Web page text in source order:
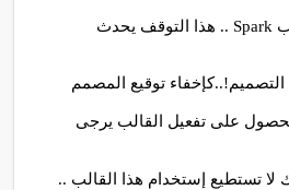
لا يمكنك إستخدام قالب Spark .. هذا التوقف يحدث
توقيع المصمم
على تفعيل القالب يرجى
تستطيع إستخدام هذا القالب ..